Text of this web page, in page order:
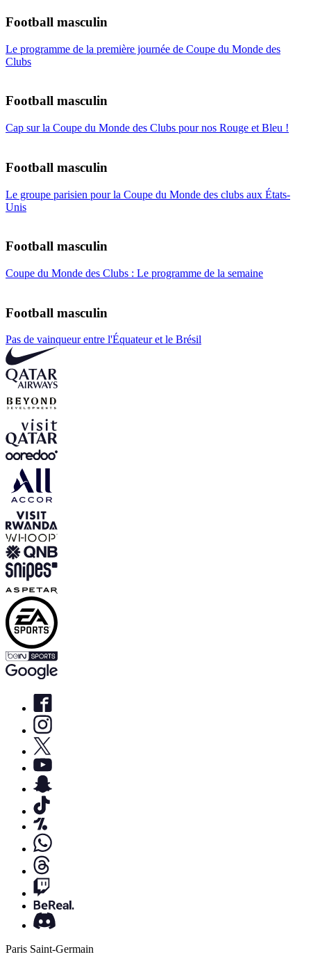
Football masculin
Le programme de la première journée de Coupe du Monde des
Clubs
Football masculin
Cap sur la Coupe du Monde des Clubs pour nos Rouge et Bleu !
Football masculin
Le groupe parisien pour la Coupe du Monde des clubs aux États-
Unis
Football masculin
Coupe du Monde des Clubs : Le programme de la semaine
Football masculin
Pas de vainqueur entre l'Équateur et le Brésil
Paris Saint-Germain